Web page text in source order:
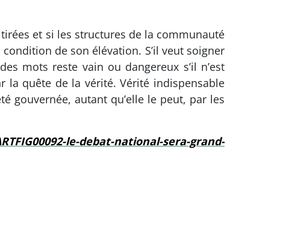
et si les structures de la communauté
de son élévation. S’il veut soigner
mots reste vain ou dangereux s’il n’est
la quête de la vérité. Vérité indispensable
gouvernée, autant qu’elle le peut, par les
le-debat-national-sera-grand-